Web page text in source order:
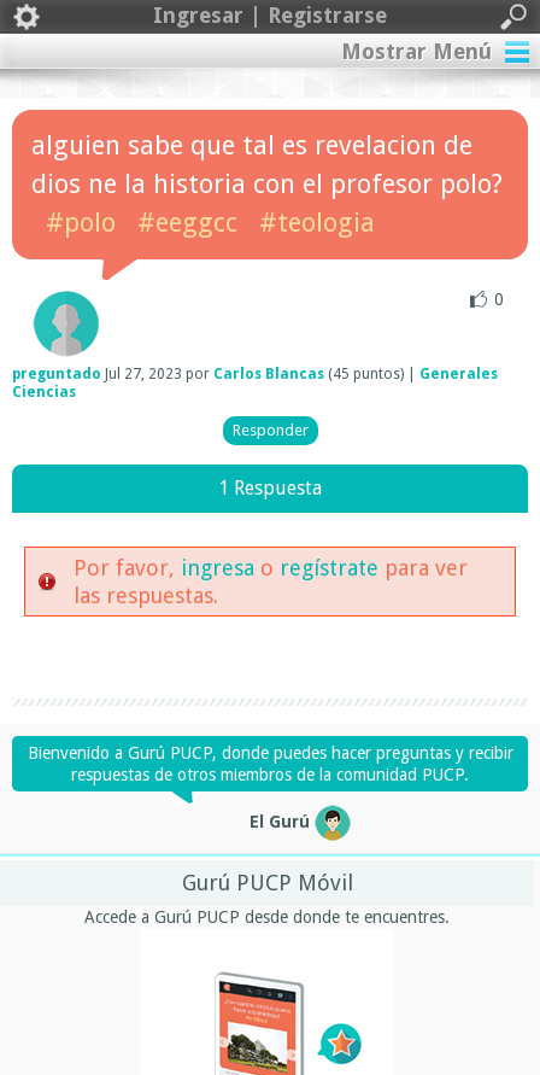
Ingresar | Registrarse
Mostrar Menú
alguien sabe que tal es revelacion de
dios ne la historia con el profesor polo?
#polo
#eeggcc #teologia
0
preguntado Jul 27, 2023 por Carlos Blancas (45 puntos)
Generales
Ciencias
1 Respuesta
Por favor, ingresa o regístrate para ver
las respuestas.
Bienvenido a Gurú PUCP, donde puedes hacer preguntas y recibir
respuestas de otros miembros de la comunidad PUCP.
El Gurú
Gurú PUCP Móvil
Accede a Gurú PUCP desde donde te encuentres.